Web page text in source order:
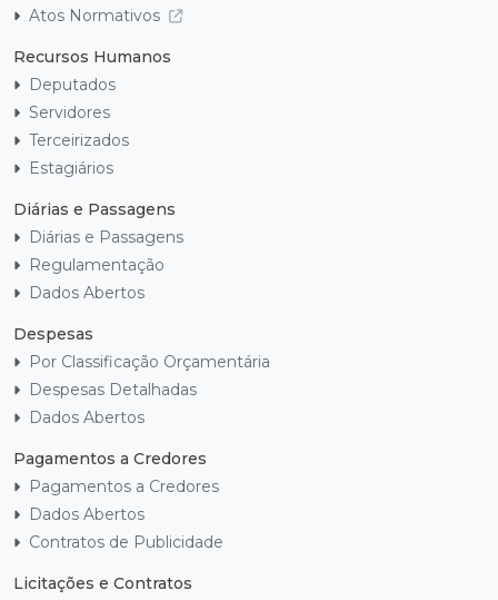
Atos Normativos
Recursos Humanos
Deputados
Servidores
Terceirizados
Estagiários
Diárias e Passagens
Diárias e Passagens
Regulamentação
Dados Abertos
Despesas
Por Classificação Orçamentária
Despesas Detalhadas
Dados Abertos
Pagamentos a Credores
Pagamentos a Credores
Dados Abertos
Contratos de Publicidade
Licitações e Contratos